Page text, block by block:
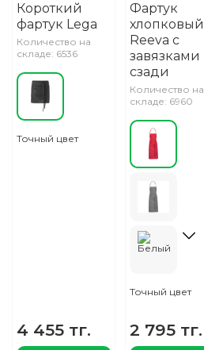
Короткий
фартук Lega
Количество на
складе: 6536
Точный цвет
4 455 тг.
Фартук
хлопковый
Reeva с
завязками
сзади
Количество на
складе: 6960
Точный цвет
2 795 тг.